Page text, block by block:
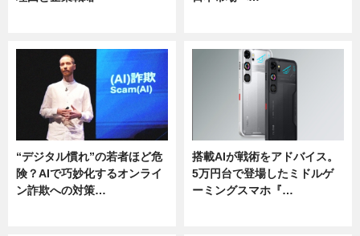
“デジタル慣れ”の若者ほど危
険？AIで巧妙化するオンライ
ン詐欺への対策…
搭載AIが戦術をアドバイス。
5万円台で登場したミドルゲ
ーミングスマホ『…